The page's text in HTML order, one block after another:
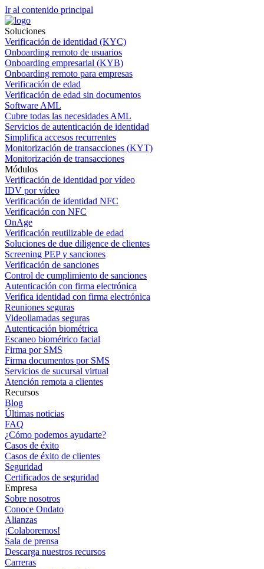
Ir al contenido principal
Soluciones
Verificación de identidad (KYC)
Onboarding remoto de usuarios
Onboarding empresarial (KYB)
Onboarding remoto para empresas
Verificación de edad
Verificación de edad sin documentos
Software AML
Cubre todas las necesidades AML
Servicios de autenticación de identidad
Simplifica accesos recurrentes
Monitorización de transacciones (KYT)
Monitorización de transacciones
Módulos
Verificación de identidad por vídeo
IDV por vídeo
Verificación de identidad NFC
Verificación con NFC
OnAge
Verificación reutilizable de edad
Soluciones de due diligence de clientes
Screening PEP y sanciones
Verificación de sanciones
Control de cumplimiento de sanciones
Autenticación con firma electrónica
Verifica identidad con firma electrónica
Reuniones seguras
Videollamadas seguras
Autenticación biométrica
Escaneo biométrico facial
Firma por SMS
Firma documentos por SMS
Servicios de sucursal virtual
Atención remota a clientes
Recursos
Blog
Últimas noticias
FAQ
¿Cómo podemos ayudarte?
Casos de éxito
Casos de éxito de clientes
Seguridad
Certificados de seguridad
Empresa
Sobre nosotros
Conoce Ondato
Alianzas
¡Colaboremos!
Sala de prensa
Descarga nuestros recursos
Carreras